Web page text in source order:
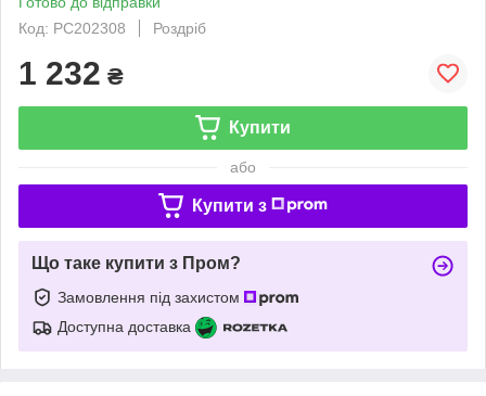
Код: PC202308
Роздріб
1 232 ₴
Купити
або
Купити з
Що таке купити з Пром?
Замовлення під захистом
Доступна доставка